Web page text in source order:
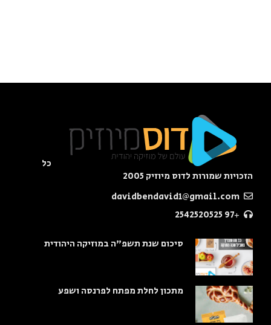
כל
הזכויות שמורות לדוס מיוזיק 2005
+97 2542520525
סיכום שנת תשפ"ה במוזיקה היהודית
מתכון לחלת מפתח לפרנסה ושפע